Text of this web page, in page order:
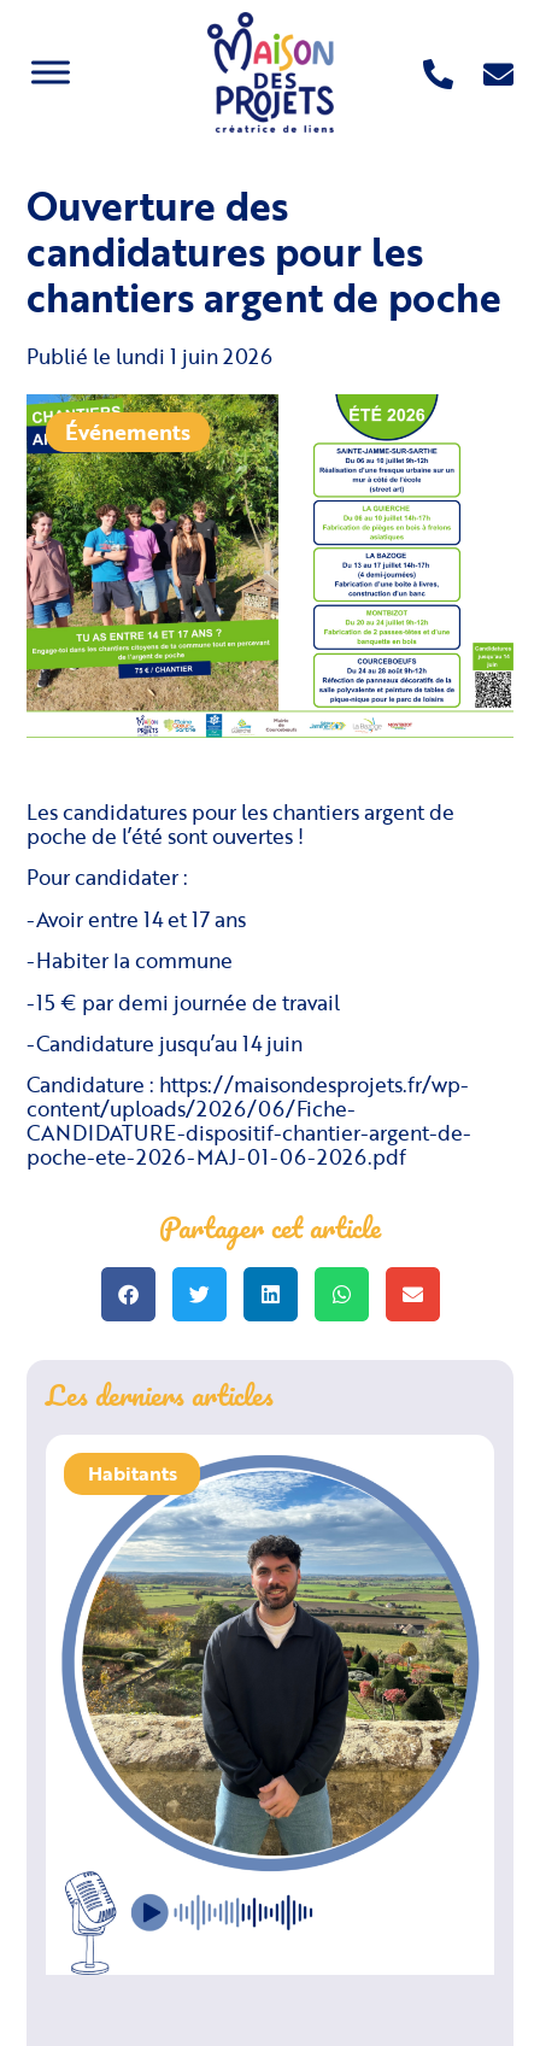
Ouverture des
candidatures pour les
chantiers argent de poche
Publié le lundi 1 juin 2026
Événements
Les candidatures pour les chantiers argent de
poche de l’été sont ouvertes !
Pour candidater :
-Avoir entre 14 et 17 ans
-Habiter la commune
-15 € par demi journée de travail
-Candidature jusqu’au 14 juin
Candidature : https://maisondesprojets.fr/wp-
content/uploads/2026/06/Fiche-
CANDIDATURE-dispositif-chantier-argent-de-
poche-ete-2026-MAJ-01-06-2026.pdf
Partager cet article
Les derniers articles
Habitants